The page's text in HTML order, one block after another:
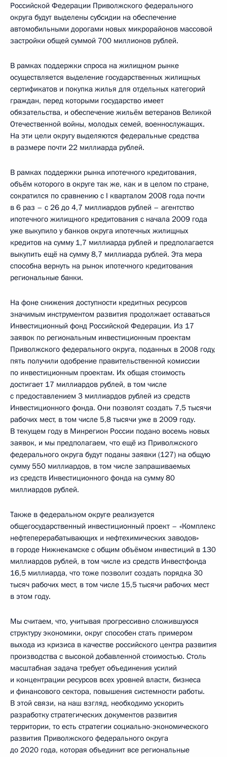
Российской Федерации Приволжского федерального
округа будут выделены субсидии на обеспечение
автомобильными дорогами новых микрорайонов массовой
застройки общей суммой 700 миллионов рублей.
В рамках поддержки спроса на жилищном рынке
осуществляется выделение государственных жилищных
сертификатов и покупка жилья для отдельных категорий
граждан, перед которыми государство имеет
обязательства, и обеспечение жильём ветеранов Великой
Отечественной войны, молодых семей, военнослужащих.
На эти цели округу выделяются федеральные средства
в размере почти 22 миллиарда рублей.
В рамках поддержки рынка ипотечного кредитования,
объём которого в округе так же, как и в целом по стране,
сократился по сравнению с I кварталом 2008 года почти
в 6 раз – с 26 до 4,7 миллиардов рублей – агентство
ипотечного жилищного кредитования с начала 2009 года
уже выкупило у банков округа ипотечных жилищных
кредитов на сумму 1,7 миллиарда рублей и предполагается
выкупить ещё на сумму 8,7 миллиарда рублей. Эта мера
способна вернуть на рынок ипотечного кредитования
региональные банки.
На фоне снижения доступности кредитных ресурсов
значимым инструментом развития продолжает оставаться
Инвестиционный фонд Российской Федерации. Из 17
заявок по региональным инвестиционным проектам
Приволжского федерального округа, поданных в 2008 году,
пять получили одобрение правительственной комиссии
по инвестиционным проектам. Их общая стоимость
достигает 17 миллиардов рублей, в том числе
с предоставлением 3 миллиардов рублей из средств
Инвестиционного фонда. Они позволят создать 7,5 тысячи
рабочих мест, в том числе 5,8 тысячи уже в 2009 году.
В текущем году в Минрегион России подано восемь новых
заявок, и мы предполагаем, что ещё из Приволжского
федерального округа будут поданы заявки (127) на общую
сумму 550 миллиардов, в том числе запрашиваемых
из средств Инвестиционного фонда на сумму 80
миллиардов рублей.
Также в федеральном округе реализуется
общегосударственный инвестиционный проект – «Комплекс
нефтеперерабатывающих и нефтехимических заводов»
в городе Нижнекамске с общим объёмом инвестиций в 130
миллиардов рублей, в том числе из средств Инвестфонда
16,5 миллиарда, что тоже позволит создать порядка 30
тысяч рабочих мест, в том числе 15,5 тысячи рабочих мест
в этом году.
Мы считаем, что, учитывая прогрессивно сложившуюся
структуру экономики, округ способен стать примером
выхода из кризиса в качестве российского центра развития
производства с высокой добавленной стоимостью. Столь
масштабная задача требует объединения усилий
и концентрации ресурсов всех уровней власти, бизнеса
и финансового сектора, повышения системности работы.
В этой связи, на наш взгляд, необходимо ускорить
разработку стратегических документов развития
территории, то есть стратегии социально-экономического
развития Приволжского федерального округа
до 2020 года, которая объединит все региональные